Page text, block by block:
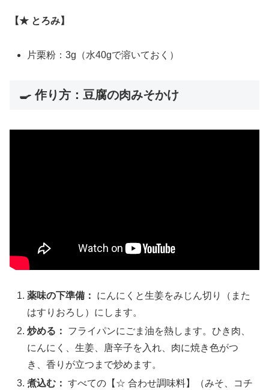
【★ とろみ】
片栗粉：3g（水40gで溶いておく）
🍳 作り方：豆腐の肉みそかけ
薬味の下準備：
にんにくと生姜をみじん切り（また
はすりおろし）にします。
炒める：
フライパンにごま油を熱します。ひき肉、
にんにく、生姜、唐辛子を入れ、肉に焼き色がつ
き、香りが立つまで炒めます。
煮込む： すべての【☆ 合わせ調味料】（みそ、コチ